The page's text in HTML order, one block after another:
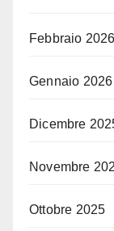
Febbraio 2026
Gennaio 2026
Dicembre
Novembre
Ottobre 2025